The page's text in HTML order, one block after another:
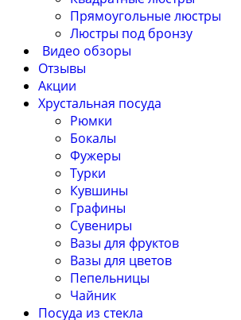
Прямоугольные люстры
Люстры под бронзу
Видео обзоры
Отзывы
Акции
Хрустальная посуда
Рюмки
Бокалы
Фужеры
Турки
Кувшины
Графины
Сувениры
Вазы для фруктов
Вазы для цветов
Пепельницы
Чайник
Посуда из стекла